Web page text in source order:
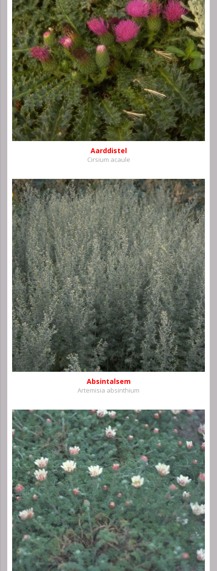
Aarddistel
Cirsium acaule
Absintalsem
Artemisia absinthium